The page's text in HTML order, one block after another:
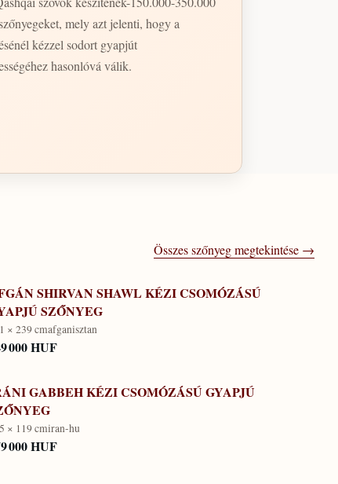
mely azt jelenti, hogy a
kézzel sodort gyapjút
hasonlóvá válik.
Összes szőnyeg megtekintése →
SHIRVAN SHAWL KÉZI CSOMÓZÁSÚ
SZŐNYEG
× 239 cmafganisztan
000 HUF
GABBEH KÉZI CSOMÓZÁSÚ GYAPJÚ
× 119 cmiran-hu
000 HUF